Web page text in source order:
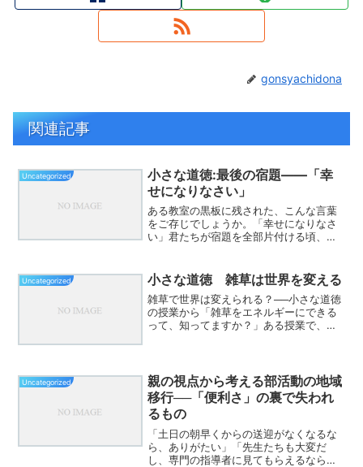
gonsyachidona
関連記事
Uncategorized
小さな道徳:最後の宿題――「幸
せになりなさい」
ある教室の黒板に残された、こんな言葉
をご存じでしょうか。「幸せになりなさ
い」君たちが宿題を全部片付ける頃、僕
あわせて『幸せになったで』と、きかせ
てください。待ってるで。...
Uncategorized 小さな道徳 雑草は世界を変える
雑草で世界は変えられる？──小さな道徳
の授業から「雑草をエネルギーにできる
って、知ってますか？」ある授業で、私
の代わりになるかもしれな...
Uncategorized
親の視点から考える部活動の地域
移行──「便利さ」の裏で失われ
るもの
「土日の朝早くからの送迎がなくなるな
ら、ありがたい」「先生たちも大変だ
し、専門の指導者に見てもらえるなら安